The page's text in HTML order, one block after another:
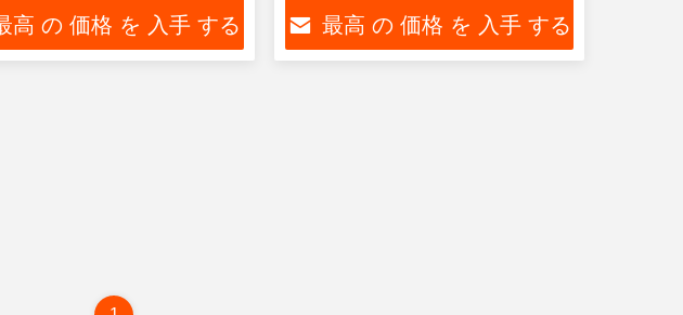
高 の 価格 を 入手 する 最高 の 価格 を 入手 する